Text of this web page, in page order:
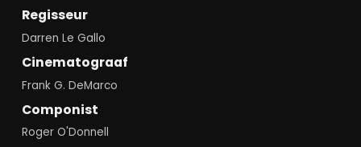
Regisseur
Darren Le Gallo
Cinematograaf
Frank G. DeMarco
Componist
Roger O'Donnell